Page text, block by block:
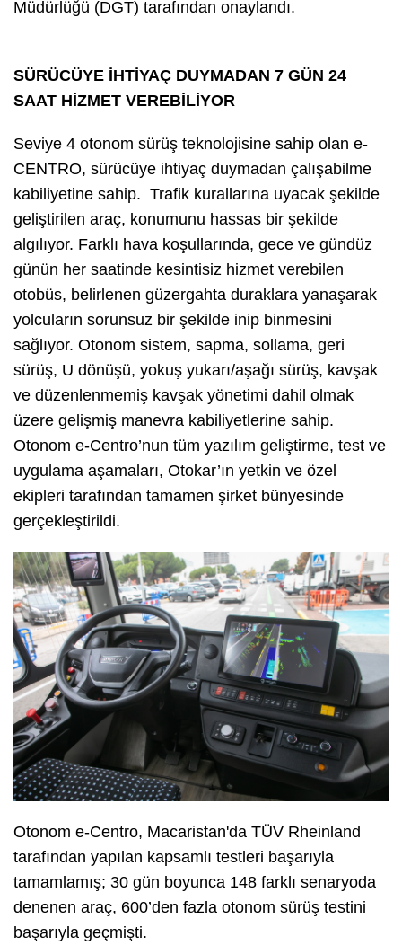
Müdürlüğü (DGT) tarafından onaylandı.
SÜRÜCÜYE İHTİYAÇ DUYMADAN 7 GÜN 24
SAAT HİZMET VEREBİLİYOR
Seviye 4 otonom sürüş teknolojisine sahip olan e-
CENTRO, sürücüye ihtiyaç duymadan çalışabilme
kabiliyetine sahip. Trafik kurallarına uyacak şekilde
geliştirilen araç, konumunu hassas bir şekilde
algılıyor. Farklı hava koşullarında, gece ve gündüz
günün her saatinde kesintisiz hizmet verebilen
otobüs, belirlenen güzergahta duraklara yanaşarak
yolcuların sorunsuz bir şekilde inip binmesini
sağlıyor. Otonom sistem, sapma, sollama, geri
sürüş, U dönüşü, yokuş yukarı/aşağı sürüş, kavşak
ve düzenlenmemiş kavşak yönetimi dahil olmak
üzere gelişmiş manevra kabiliyetlerine sahip.
Otonom e-Centro’nun tüm yazılım geliştirme, test ve
uygulama aşamaları, Otokar’ın yetkin ve özel
ekipleri tarafından tamamen şirket bünyesinde
gerçekleştirildi.
Otonom e-Centro, Macaristan'da TÜV Rheinland
tarafından yapılan kapsamlı testleri başarıyla
tamamlamış; 30 gün boyunca 148 farklı senaryoda
denenen araç, 600’den fazla otonom sürüş testini
başarıyla geçmişti.